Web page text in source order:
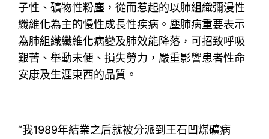
子性、礦物性粉塵，從而惹起的以肺組織彌漫性
纖維化為主的慢性成長性疾病。塵肺病重要表示
為肺組織纖維化病變及肺效能降落，可招致呼吸
艱苦、舉動未便、損失勞力，嚴重影響患者性命
安康及生涯東西的品質。
“我1989年結業之后就被分派到王石凹煤礦病